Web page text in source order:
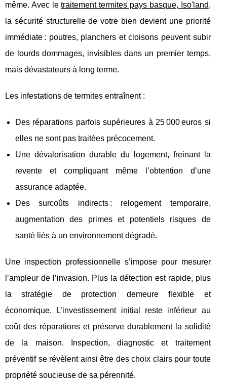
même. Avec letraitement termites pays basque, Iso'land,
la sécurité structurelle de votre bien devient une priorité
immédiate : poutres, planchers et cloisons peuvent subir
de lourds dommages, invisibles dans un premier temps,
mais dévastateurs à long terme.
Les infestations de termites entraînent :
Des réparations parfois supérieures à 25 000 euros si
elles ne sont pas traitées précocement.
Une dévalorisation durable du logement, freinant la
revente et compliquant même l’obtention d’une
assurance adaptée.
Des surcoûts indirects : relogement temporaire,
augmentation des primes et potentiels risques de
santé liés à un environnement dégradé.
Une inspection professionnelle s’impose pour mesurer
l’ampleur de l’invasion. Plus la détection est rapide, plus
la stratégie de protection demeure flexible et
économique. L’investissement initial reste inférieur au
coût des réparations et préserve durablement la solidité
de la maison. Inspection, diagnostic et traitement
préventif se révèlent ainsi être des choix clairs pour toute
propriété soucieuse de sa pérennité.